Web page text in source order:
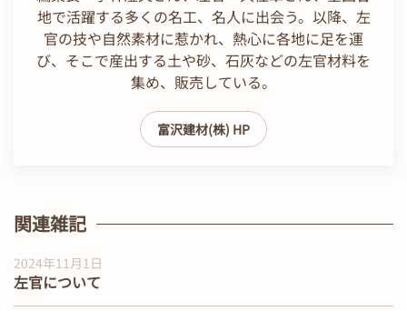
地で活躍する多くの名工、名人に出会う。以降、左
官の技や自然素材に惹かれ、熱心に各地に足を運
び、そこで産出する土や砂、石灰などの左官材料を
集め、販売している。
富沢建材(株) HP
関連雑記
2024年11月1日
左官について